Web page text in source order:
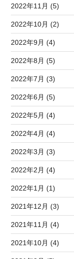
2022年11月 (5)
2022年10月 (2)
2022年9月 (4)
2022年8月 (5)
2022年7月 (3)
2022年6月 (5)
2022年5月 (4)
2022年4月 (4)
2022年3月 (3)
2022年2月 (4)
2022年1月 (1)
2021年12月 (3)
2021年11月 (4)
2021年10月 (4)